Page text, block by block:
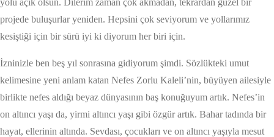
yolu açık olsun. Dilerim zaman çok akmadan, tekrardan güzel bir
projede buluşurlar yeniden. Hepsini çok seviyorum ve yollarımız
kesiştiği için bir sürü iyi ki diyorum her biri için.
İzninizle ben beş yıl sonrasına gidiyorum şimdi. Sözlükteki umut
kelimesine yeni anlam katan Nefes Zorlu Kaleli’nin, büyüyen ailesiyle
birlikte nefes aldığı beyaz dünyasının baş konuğuyum artık. Nefes’in
on altıncı yaşı da, yirmi altıncı yaşı gibi özgür artık. Bahar tadında bir
hayat, ellerinin altında. Sevdası, çocukları ve on altıncı yaşıyla mesut